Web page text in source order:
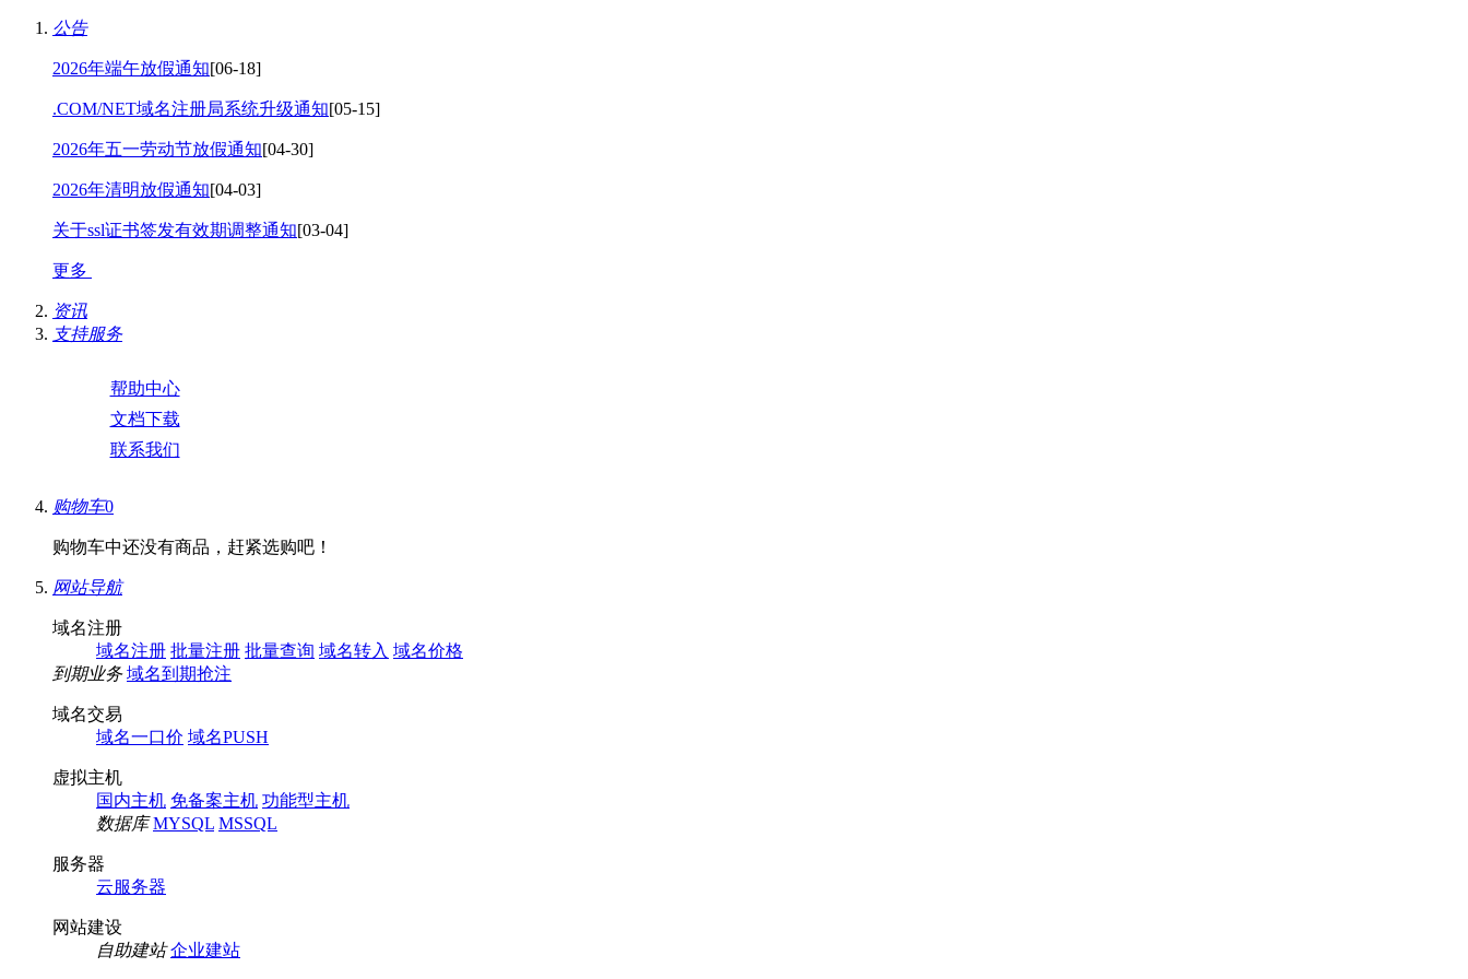
公告
2026年端午放假通知[06-18]
.COM/NET域名注册局系统升级通知[05-15]
2026年五一劳动节放假通知[04-30]
2026年清明放假通知[04-03]
关于ssl证书签发有效期调整通知[03-04]
更多
资讯
支持服务
帮助中心
文档下载
联系我们
购物车0
购物车中还没有商品，赶紧选购吧！
网站导航
域名注册
域名注册 批量注册 批量查询 域名转入 域名价格
到期业务 域名到期抢注
域名交易
域名一口价 域名PUSH
虚拟主机
国内主机 免备案主机 功能型主机
数据库 MYSQL MSSQL
服务器
云服务器
网站建设
自助建站 企业建站